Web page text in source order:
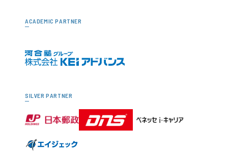
ACADEMIC PARTNER
SILVER PARTNER